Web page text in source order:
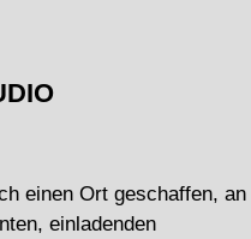
einen Ort geschaffen, an
einladenden